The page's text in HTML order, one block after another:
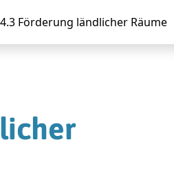
4.3 Förderung ländlicher Räume